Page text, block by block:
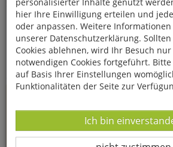
Startseite Informationen
Uppps...
Sie sind
haben zu öffnen, gibt es leider nicht
hier Ihre Einwilligung erteilen und
oder anpassen. Weitere
unserer Datenschutzerklärung.
Cookies ablehnen, wird Ihr Besuch
notwendigen Cookies fortgeführt. Bitte
auf Basis Ihrer Einstellungen
Funktionalitäten der Seite zur
Datenverarbeitung
Ich bin